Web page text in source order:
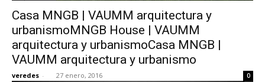
Casa MNGB | VAUMM arquitectura y
urbanismoMNGB House | VAUMM
arquitectura y urbanismoCasa MNGB |
VAUMM arquitectura y urbanismo
veredes - 27 enero, 2016 0